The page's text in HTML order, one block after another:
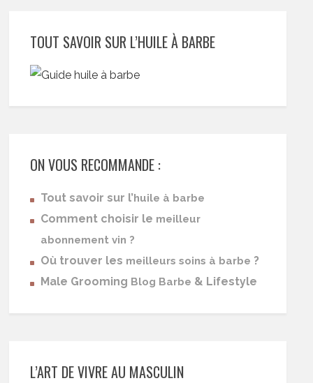
TOUT SAVOIR SUR L’HUILE À BARBE
ON VOUS RECOMMANDE :
Tout savoir sur l’huile à barbe
Comment choisir le meilleur
abonnement vin ?
Où trouver les meilleurs soins à barbe ?
Male Grooming Blog Barbe & Lifestyle
L’ART DE VIVRE AU MASCULIN